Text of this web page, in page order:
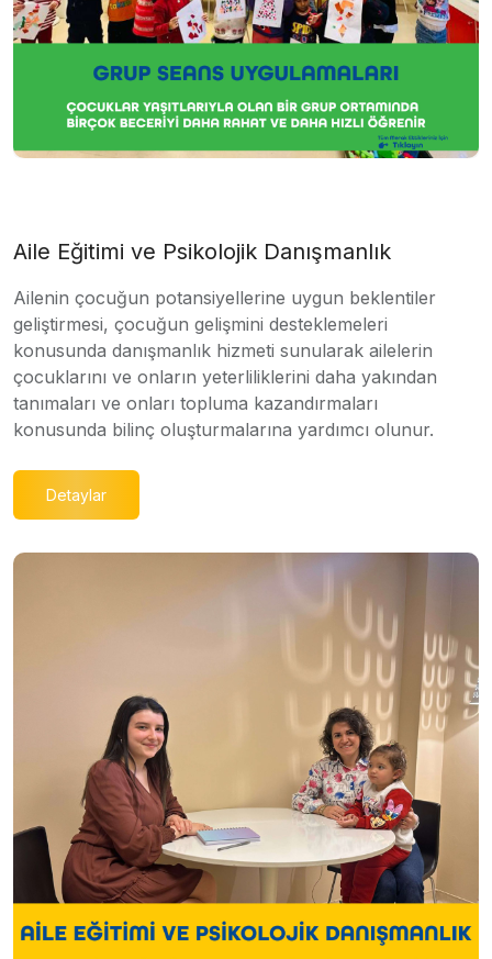
Aile Eğitimi ve Psikolojik Danışmanlık
Ailenin çocuğun potansiyellerine uygun beklentiler
geliştirmesi, çocuğun gelişmini desteklemeleri
konusunda danışmanlık hizmeti sunularak ailelerin
çocuklarını ve onların yeterliliklerini daha yakından
tanımaları ve onları topluma kazandırmaları
konusunda bilinç oluşturmalarına yardımcı olunur.
Detaylar